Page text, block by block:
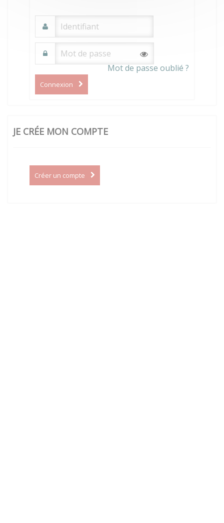
Mot de passe oublié ?
Connexion
JE CRÉE MON COMPTE
Créer un compte